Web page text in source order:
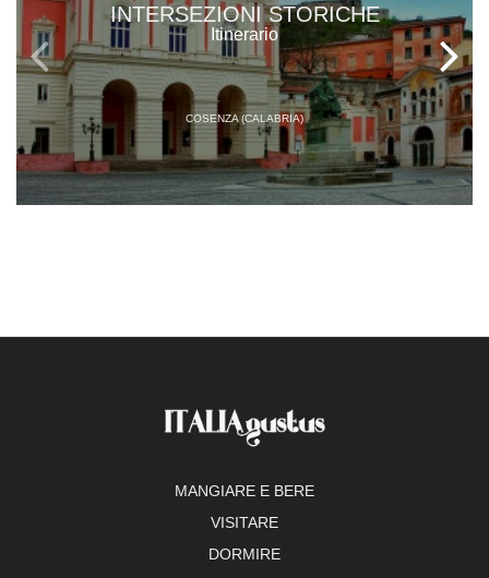
INTERSEZIONI STORICHE
Itinerario
COSENZA (CALABRIA)
MANGIARE E BERE
VISITARE
DORMIRE